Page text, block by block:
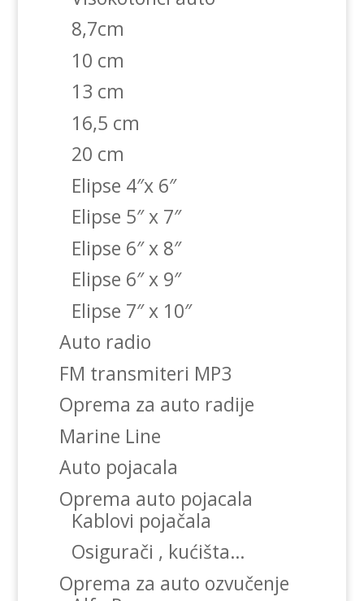
8,7cm
10 cm
13 cm
16,5 cm
20 cm
Elipse 4″x 6″
Elipse 5″ x 7″
Elipse 6″ x 8″
Elipse 6″ x 9″
Elipse 7″ x 10″
Auto radio
FM transmiteri MP3
Oprema za auto radije
Marine Line
Auto pojacala
Oprema auto pojacala
Kablovi pojačala
Osigurači , kućišta…
Oprema za auto ozvučenje